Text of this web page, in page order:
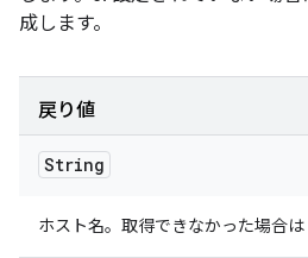
成します。
戻り値
String
ホスト名。取得できなかった場合は